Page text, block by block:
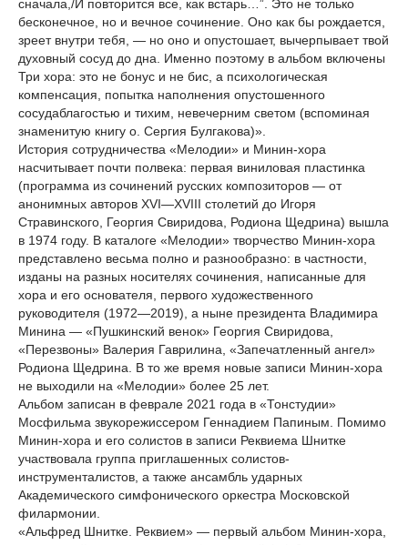
сначала,/И повторится все, как встарь…”. Это не только
бесконечное, но и вечное сочинение. Оно как бы рождается,
зреет внутри тебя, — но оно и опустошает, вычерпывает твой
духовный сосуд до дна. Именно поэтому в альбом включены
Три хора: это не бонус и не бис, а психологическая
компенсация, попытка наполнения опустошенного
сосудаблагостью и тихим, невечерним светом (вспоминая
знаменитую книгу о. Сергия Булгакова)».
История сотрудничества «Мелодии» и Минин-хора
насчитывает почти полвека: первая виниловая пластинка
(программа из сочинений русских композиторов — от
анонимных авторов XVI—XVIII столетий до Игоря
Стравинского, Георгия Свиридова, Родиона Щедрина) вышла
в 1974 году. В каталоге «Мелодии» творчество Минин-хора
представлено весьма полно и разнообразно: в частности,
изданы на разных носителях сочинения, написанные для
хора и его основателя, первого художественного
руководителя (1972—2019), а ныне президента Владимира
Минина — «Пушкинский венок» Георгия Свиридова,
«Перезвоны» Валерия Гаврилина, «Запечатленный ангел»
Родиона Щедрина. В то же время новые записи Минин-хора
не выходили на «Мелодии» более 25 лет.
Альбом записан в феврале 2021 года в «Тонстудии»
Мосфильма звукорежиссером Геннадием Папиным. Помимо
Минин-хора и его солистов в записи Реквиема Шнитке
участвовала группа приглашенных солистов-
инструменталистов, а также ансамбль ударных
Академического симфонического оркестра Московской
филармонии.
«Альфред Шнитке. Реквием» — первый альбом Минин-хора,